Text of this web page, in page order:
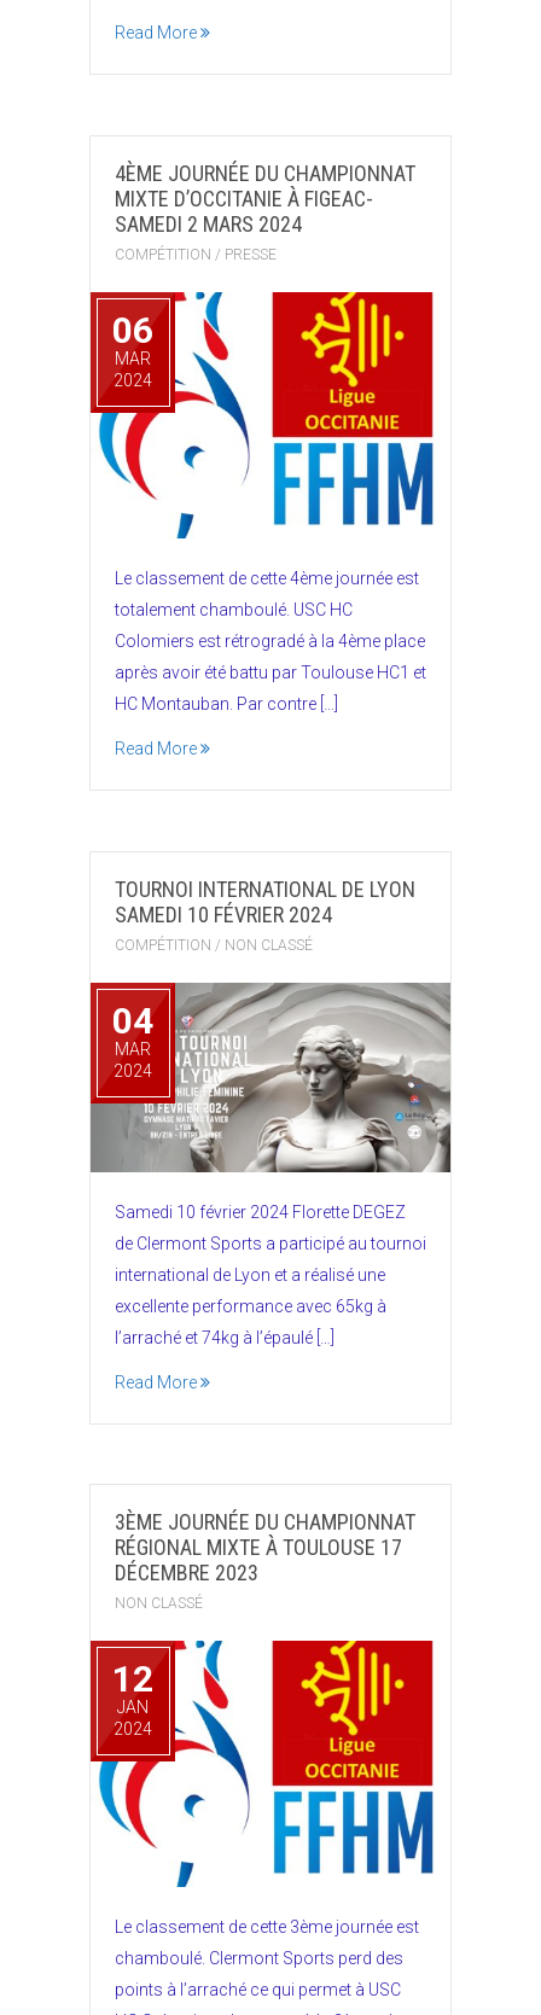
Read More
4ÈME JOURNÉE DU CHAMPIONNAT
MIXTE D’OCCITANIE À FIGEAC-
SAMEDI 2 MARS 2024
COMPÉTITION / PRESSE
06
MAR
2024
Le classement de cette 4ème journée est
totalement chamboulé. USC HC
Colomiers est rétrogradé à la 4ème place
après avoir été battu par Toulouse HC1 et
HC Montauban. Par contre […]
Read More
TOURNOI INTERNATIONAL DE LYON
SAMEDI 10 FÉVRIER 2024
COMPÉTITION / NON CLASSÉ
04
MAR
2024
Samedi 10 février 2024 Florette DEGEZ
de Clermont Sports a participé au tournoi
international de Lyon et a réalisé une
excellente performance avec 65kg à
l’arraché et 74kg à l’épaulé […]
Read More
3ÈME JOURNÉE DU CHAMPIONNAT
RÉGIONAL MIXTE À TOULOUSE 17
DÉCEMBRE 2023
NON CLASSÉ
12
JAN
2024
Le classement de cette 3ème journée est
chamboulé. Clermont Sports perd des
points à l’arraché ce qui permet à USC